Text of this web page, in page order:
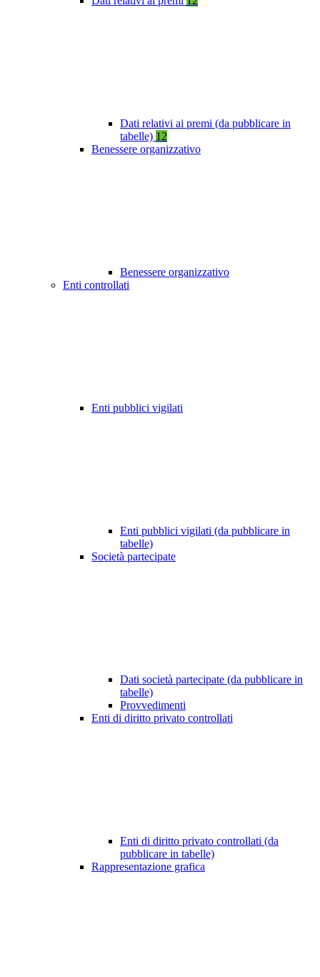
Dati relativi ai premi (da pubblicare in
tabelle) 12
Benessere organizzativo
Benessere organizzativo
Enti controllati
Enti pubblici vigilati
Enti pubblici vigilati (da pubblicare in
tabelle)
Società partecipate
Dati società partecipate (da pubblicare in
tabelle)
Provvedimenti
Enti di diritto privato controllati
Enti di diritto privato controllati (da
pubblicare in tabelle)
Rappresentazione grafica